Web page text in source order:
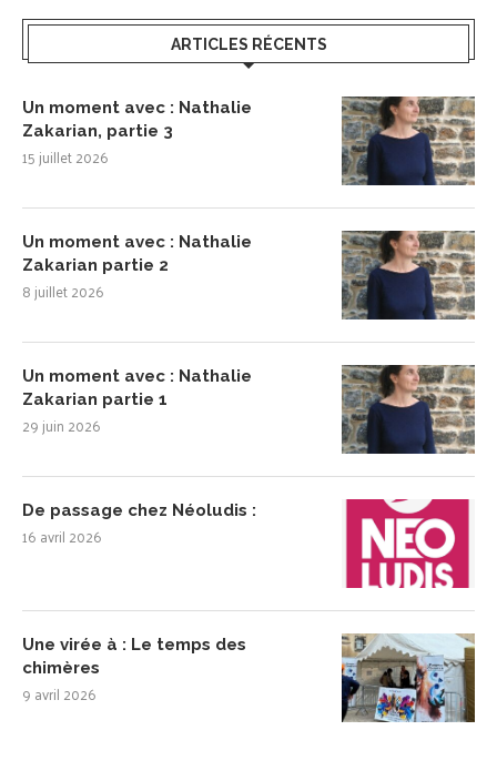
ARTICLES RÉCENTS
Un moment avec : Nathalie
Zakarian, partie 3
15 juillet 2026
Un moment avec : Nathalie
Zakarian partie 2
8 juillet 2026
Un moment avec : Nathalie
Zakarian partie 1
29 juin 2026
De passage chez Néoludis :
16 avril 2026
Une virée à : Le temps des
chimères
9 avril 2026